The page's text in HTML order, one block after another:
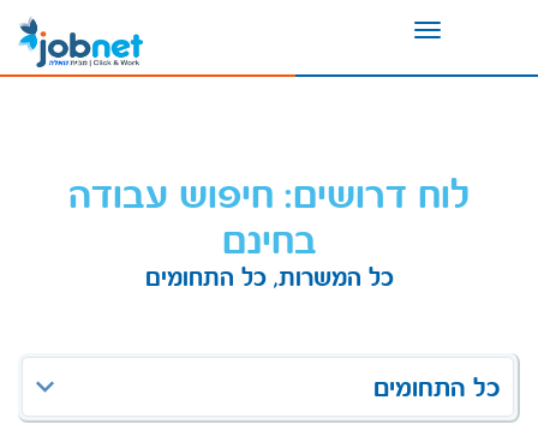
Toggle
לוח דרושים: חיפוש עבודה
בחינם
כל המשרות, כל התחומים
כל התחומים